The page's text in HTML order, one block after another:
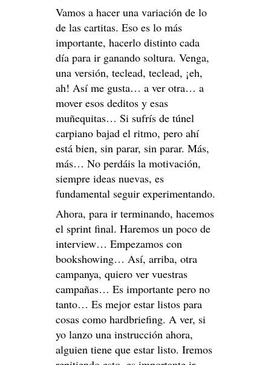
Vamos a hacer una variación de lo
de las cartitas. Eso es lo más
importante, hacerlo distinto cada
día para ir ganando soltura. Venga,
una versión, teclead, teclead, ¡eh,
ah! Así me gusta… a ver otra… a
mover esos deditos y esas
muñequitas… Si sufrís de túnel
carpiano bajad el ritmo, pero ahí
está bien, sin parar, sin parar. Más,
más… No perdáis la motivación,
siempre ideas nuevas, es
fundamental seguir experimentando.
Ahora, para ir terminando, hacemos
el sprint final. Haremos un poco de
interview… Empezamos con
bookshowing… Así, arriba, otra
campanya, quiero ver vuestras
campañas… Es importante pero no
tanto… Es mejor estar listos para
cosas como hardbriefing. A ver, si
yo lanzo una instrucción ahora,
alguien tiene que estar listo. Iremos